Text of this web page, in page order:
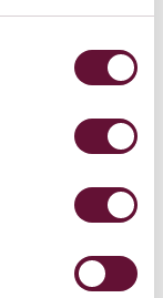
japanske
teknisk briljans
sin unike og
Sabbath på sin